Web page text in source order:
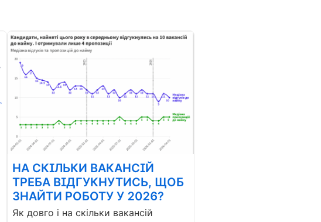
НА СКІЛЬКИ ВАКАНСІЙ
ТРЕБА ВІДГУКНУТИСЬ, ЩОБ
ЗНАЙТИ РОБОТУ У 2026?
Як довго і на скільки вакансій